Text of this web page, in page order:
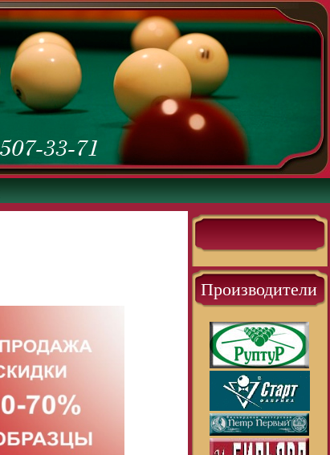
Производители